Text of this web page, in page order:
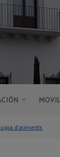
d'aliments